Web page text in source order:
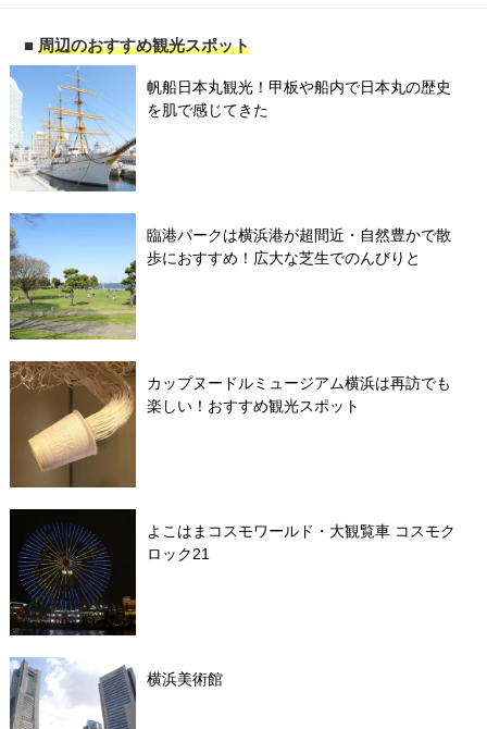
■周辺のおすすめ観光スポット
帆船日本丸観光！甲板や船内で日本丸の歴史
を肌で感じてきた
臨港パークは横浜港が超間近・自然豊かで散
歩におすすめ！広大な芝生でのんびりと
カップヌードルミュージアム横浜は再訪でも
楽しい！おすすめ観光スポット
よこはまコスモワールド・大観覧車 コスモク
ロック21
横浜美術館